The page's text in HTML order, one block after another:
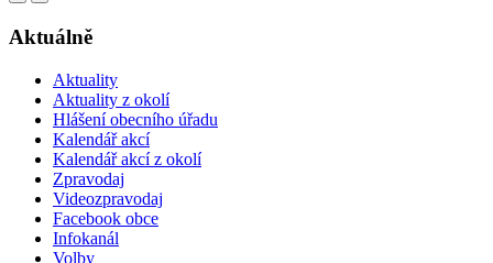
Aktuálně
Aktuality
Aktuality z okolí
Hlášení obecního úřadu
Kalendář akcí
Kalendář akcí z okolí
Zpravodaj
Videozpravodaj
Facebook obce
Infokanál
Volby